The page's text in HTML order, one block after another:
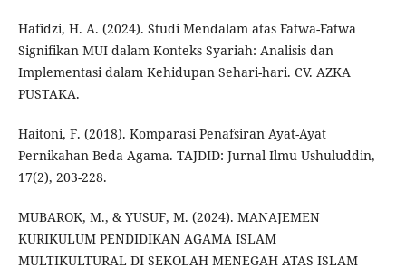
Hafidzi, H. A. (2024). Studi Mendalam atas Fatwa-Fatwa
Signifikan MUI dalam Konteks Syariah: Analisis dan
Implementasi dalam Kehidupan Sehari-hari. CV. AZKA
PUSTAKA.
Haitoni, F. (2018). Komparasi Penafsiran Ayat-Ayat
Pernikahan Beda Agama. TAJDID: Jurnal Ilmu Ushuluddin,
17(2), 203-228.
MUBAROK, M., & YUSUF, M. (2024). MANAJEMEN
KURIKULUM PENDIDIKAN AGAMA ISLAM
MULTIKULTURAL DI SEKOLAH MENEGAH ATAS ISLAM